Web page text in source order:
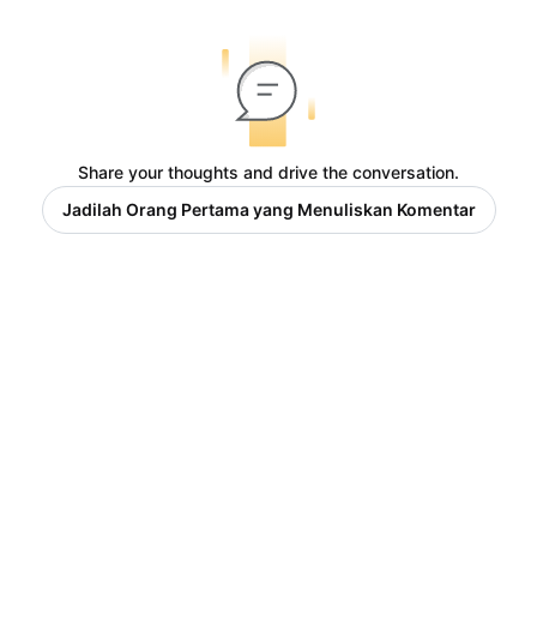
Share your thoughts and drive the conversation.
Jadilah Orang Pertama yang Menuliskan Komentar